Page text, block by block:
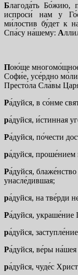
Благода́ть Бо́жию,
испроси́ нам у
ми́лостив бу́дет к
Спа́су на́шему: А
Пою́ще многомо́щное
Софи́е, усе́рдно
Престо́ла Сла́вы
Ра́дуйся, в со́нме
ра́дуйся, и́стинная
Ра́дуйся, по́чести
ра́дуйся,
Ра́дуйся,
унасле́дившая;
ра́дуйся, на тве́рди
Ра́дуйся, украше́ние
ра́дуйся,
Ра́дуйся, ве́ры
ра́дуйся, чуде́с